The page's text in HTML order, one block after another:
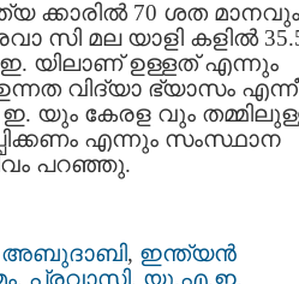
ക്കാരില്‍ 70 ശത മാനവും
സി മല യാളി കളില്‍
യിലാണ് ഉള്ളത് എന്നും
വിദ്യാ ഭ്യാസം
യും കേരള വും
എന്നും സംസ്ഥാന
പറഞ്ഞു.
അബുദാബി, ഇന്ത്യന്‍
, പ്രവാസി, യു.എ.ഇ.